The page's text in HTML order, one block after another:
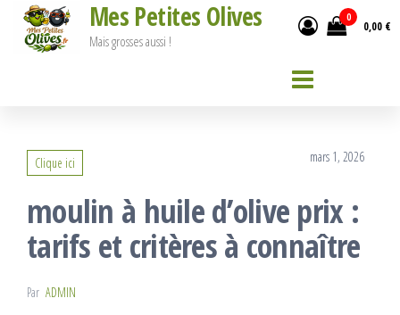
Passer
Mes Petites Olives
Mais grosses aussi !
0
0,00 €
Clique ici mars 1, 2026
moulin à huile d’olive prix :
tarifs et critères à connaître
Par ADMIN